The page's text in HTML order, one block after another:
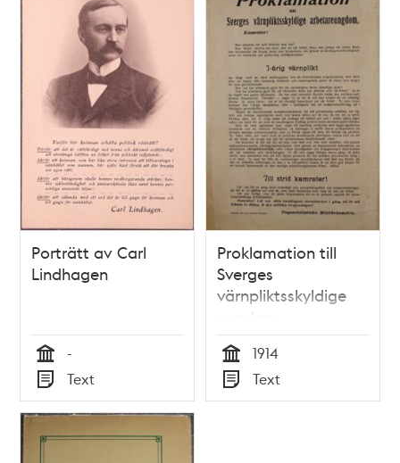
Porträtt av Carl
Lindhagen
Tid
-
Typ
Text
Proklamation till
Sverges
värnpliktsskyldige
ungdom -
Ungsocialistiska
Militärkomitén
Tid
1914
Typ
Text